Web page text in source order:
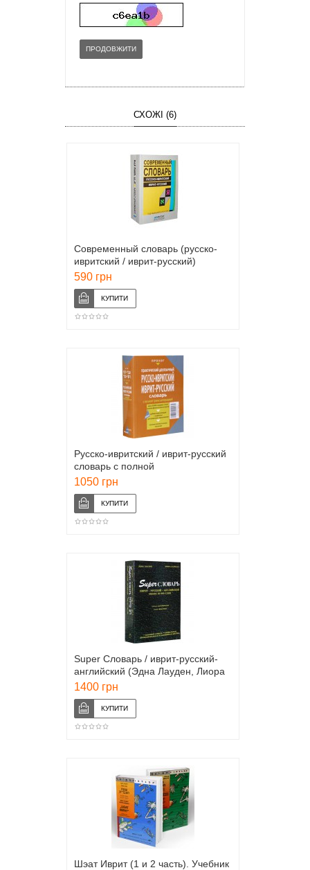
ПРОДОВЖИТИ
СХОЖІ (6)
Современный словарь (русско-
ивритский / иврит-русский)
590 грн
Русско-ивритский / иврит-русский
словарь с полной
транслитерацией
1050 грн
Super Словарь / иврит-русский-
английский (Эдна Лауден, Лиора
Вайнбах)
1400 грн
Шэат Иврит (1 и 2 часть). Учебник